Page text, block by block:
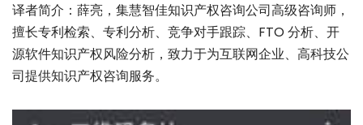
译者简介：薛亮，集慧智佳知识产权咨询公司高级咨询师，
擅长专利检索、专利分析、竞争对手跟踪、FTO 分析、开
源软件知识产权风险分析，致力于为互联网企业、高科技公
司提供知识产权咨询服务。